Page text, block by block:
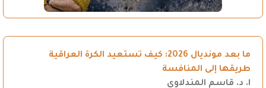
ما بعد مونديال 2026: كيف تستعيد الكرة العراقية
طريقها إلى المنافسة
ا. د. قاسم المندلاوي